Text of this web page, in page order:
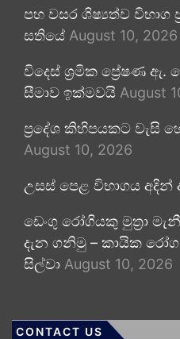
පහ වසර ශිෂ්‍යත්ව විභාග
සතියේ August 10, 2026
විදෙස් ශ්‍රමික ප්‍රේෂණ
සීමාව ඉක්මවයි August
ප්‍රදේශ කිහිපයකට වැසි
August 10, 2026
උසස් පෙළ විභාගය අදින්
ඩෙංගු රෝගියකු ⁣මුත්‍රා
දැන ගනිමු – කායික
සිල්වා August 10, 2026
CONTACT US